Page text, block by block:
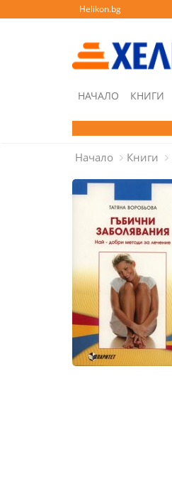
Helikon.bg
НАЧАЛО КНИГИ
Начало Книги